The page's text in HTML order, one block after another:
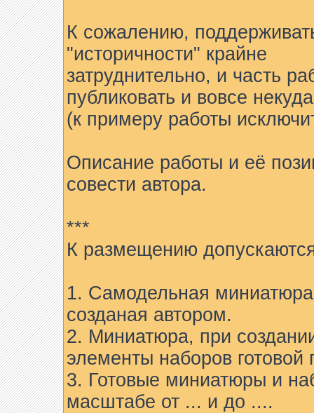
К сожалению,
"историчности" крайне
затруднительно, и часть
публиковать и вовсе
(к примеру работы
Описание работы и её
совести автора.
***
К размещению
1. Самодельная
созданая автором.
2. Миниатюра, при
элементы наборов готовой
3. Готовые миниатюры и
масштабе от ... и до ....